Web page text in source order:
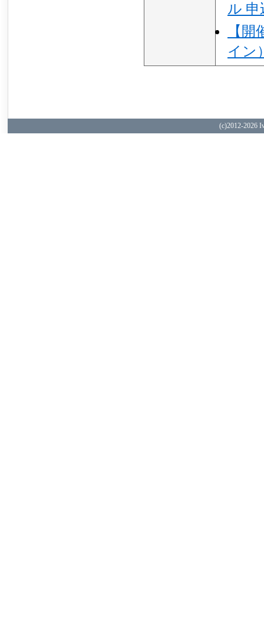
ル 申
【
イン
(c)2012-2026